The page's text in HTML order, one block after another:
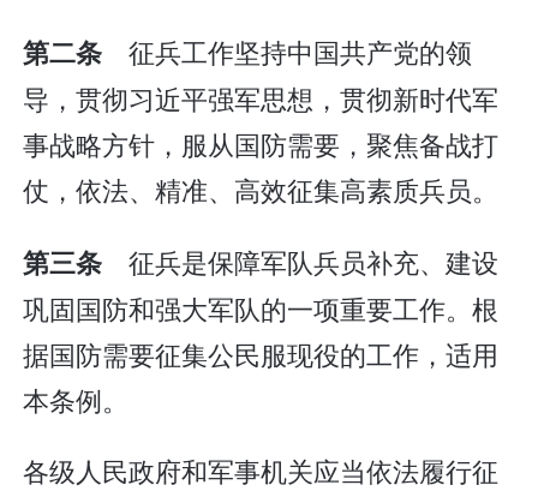
第二条 征兵工作坚持中国共产党的领
导，贯彻习近平强军思想，贯彻新时代军
事战略方针，服从国防需要，聚焦备战打
仗，依法、精准、高效征集高素质兵员。
第三条 征兵是保障军队兵员补充、建设
巩固国防和强大军队的一项重要工作。根
据国防需要征集公民服现役的工作，适用
本条例。
各级人民政府和军事机关应当依法履行征